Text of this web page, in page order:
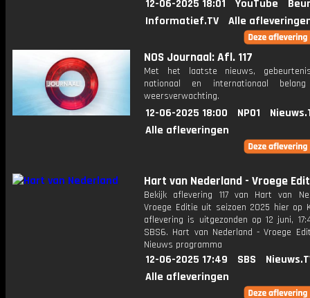
12-06-2025 18:01 YouTube
Informatief.TV
Alle
NOS Journaal: Afl. 117
Met het laatste nieuws,
nationaal en internationaal
weersverwachting.
12-06-2025 18:00 NPO1
Alle afleveringen
Hart van Nederland - Vroege
Bekijk aflevering 117 van Hart van
Vroege Editie uit seizoen 2025 hier op
aflevering is uitgezonden op 12 juni,
SBS6. Hart van Nederland - Vroege
Nieuws programma
12-06-2025 17:49 SBS
Alle afleveringen